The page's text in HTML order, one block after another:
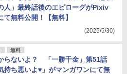
人」最終話後のエピローグがPixiv
て無料公開！【無料】
(2025/5/30)
無料
らないよ？ 「一勝千金」第51話
持ち悪いよ♥」がマンガワンにて無